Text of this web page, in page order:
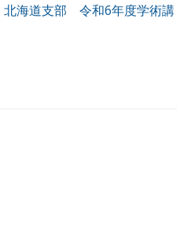
海道支部 令和6年度学術講